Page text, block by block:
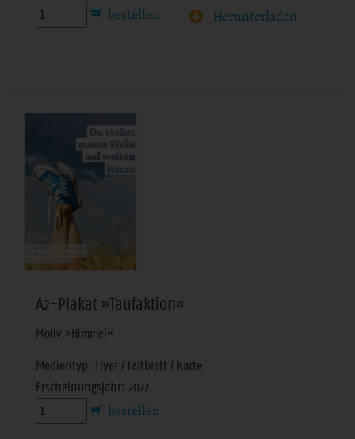
Herunterladen
A2-Plakat »Taufaktion«
Motiv »Himmel«
Medientyp: Flyer / Faltblatt / Karte
Erscheinungsjahr: 2022